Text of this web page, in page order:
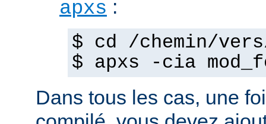
apxs :
$ cd /chemin/
$ apxs -cia
Dans tous les cas, une